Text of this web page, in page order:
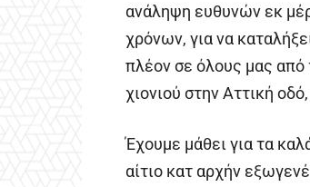
ανάληψη ευθυνών εκ
χρόνων, για να
πλέον σε όλους μας από
χιονιού στην Αττική
Έχουμε μάθει για τα
αίτιο κατ αρχήν